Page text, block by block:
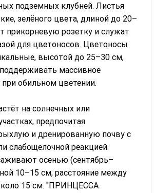
подземных клубней. Листья
зелёного цвета, длиной до 20–
прикорневую розетку и служат
для цветоносов. Цветоносы
высотой до 25–30 см,
массивное
обильном цветении.
на солнечных или
предпочитая
и дренированную почву с
слабощелочной реакцией.
осенью (сентябрь–
10–15 см, расстояние между
15 см. "ПРИНЦЕССА